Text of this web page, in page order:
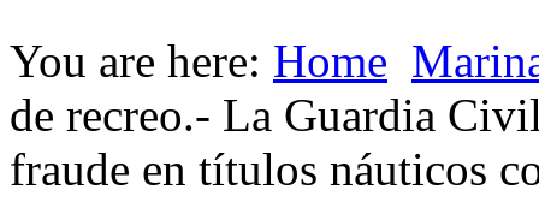
You are here: Home
de recreo.- La Guardia
fraude en títulos náuticos